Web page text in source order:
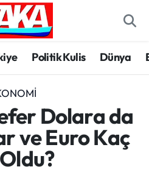
Politik Kulis Dünya
Dolara da
ve Euro Kaç
Haritası
ve Fikstür